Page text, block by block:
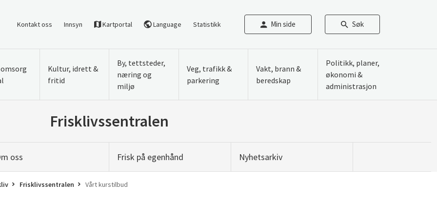
Kontakt oss Innsyn Kartportal Language Statistikk Min side Søk
Kultur, idrett &
fritid
By, tettsteder,
næring og
miljø
Veg, trafikk &
parkering
Vakt, brann &
beredskap
Politikk, planer,
økonomi &
administrasjon
Frisklivssentralen
oss Frisk på egenhånd Nyhetsarkiv
Frisklivssentralen Vårt kurstilbud